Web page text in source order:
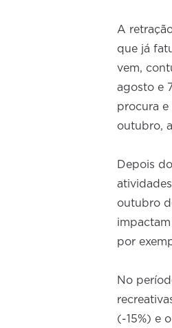
A
que já
vem,
agosto e
procura e
outubro,
Depois
outubro
por
No
(-15%) e